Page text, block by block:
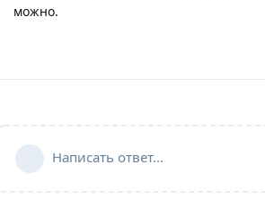
можно.
Написать ответ...